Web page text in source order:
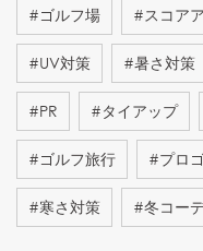
#ゴルフ場 #スコア
#UV対策 #暑さ対策
#PR #タイアップ
#ゴルフ旅行 #プロ
#寒さ対策 #冬コー